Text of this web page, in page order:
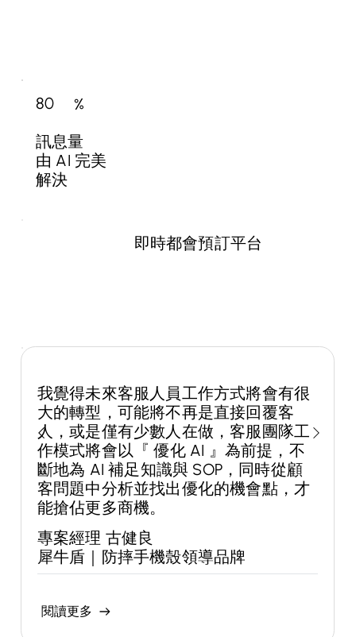
即時都會預訂平台
訊息量
由 AI 完美
解決
80 %
我覺得未來客服人員工作方式將會有很
大的轉型，可能將不再是直接回覆客
人，或是僅有少數人在做，客服團隊工
作模式將會以『 優化 AI 』為前提，不
斷地為 AI 補足知識與 SOP，同時從顧
客問題中分析並找出優化的機會點，才
能搶佔更多商機。
專案經理 古健良
犀牛盾｜防摔手機殼領導品牌
閱讀更多